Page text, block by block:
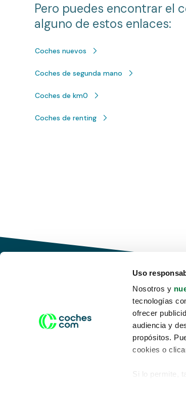
Uso
Nosotros y
tecnologías
ofrecer
audiencia y
propósitos.
cookies o
Si lo permite,
Pero puedes encontrar el
alguno de estos enlaces:
Coches nuevos
Coches de segunda mano
Coches de km0
Coches de renting
Conduce tu futuro,
desata tu movilidad